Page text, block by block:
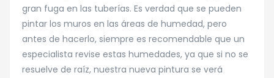
gran fuga en las tuberías. Es verdad que se pueden
pintar los muros en las áreas de humedad, pero
antes de hacerlo, siempre es recomendable que un
especialista revise estas humedades, ya que si no se
resuelve de raíz, nuestra nueva pintura se verá